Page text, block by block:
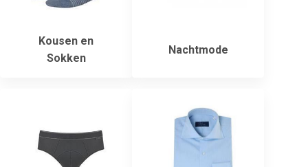
Kousen en
Sokken
Nachtmode